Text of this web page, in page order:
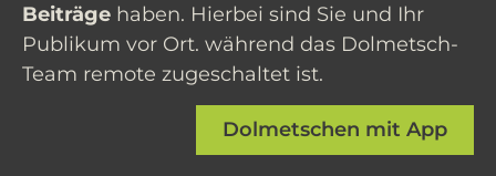
Beiträge haben. Hierbei sind Sie und Ihr
Publikum vor Ort. während das Dolmetsch-
Team remote zugeschaltet ist.
Dolmetschen mit App